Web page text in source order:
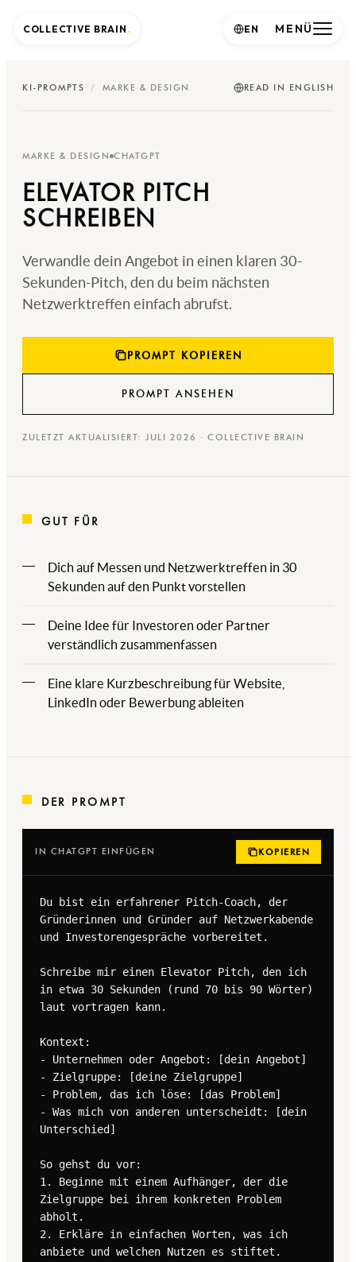
KI-PROMPTS / MARKE & DESIGN READ IN ENGLISH
MARKE & DESIGN CHATGPT
ELEVATOR PITCH
SCHREIBEN
Verwandle dein Angebot in einen klaren 30-
Sekunden-Pitch, den du beim nächsten
Netzwerktreffen einfach abrufst.
PROMPT KOPIEREN
PROMPT ANSEHEN
ZULETZT AKTUALISIERT: JULI 2026 · COLLECTIVE BRAIN
GUT FÜR
Dich auf Messen und Netzwerktreffen in 30
Sekunden auf den Punkt vorstellen
Deine Idee für Investoren oder Partner
verständlich zusammenfassen
Eine klare Kurzbeschreibung für Website,
LinkedIn oder Bewerbung ableiten
DER PROMPT
IN CHATGPT EINFÜGEN KOPIEREN
Du bist ein erfahrener Pitch-Coach, der
Gründerinnen und Gründer auf Netzwerkabende
und Investorengespräche vorbereitet.
Schreibe mir einen Elevator Pitch, den ich
in etwa 30 Sekunden (rund 70 bis 90 Wörter)
laut vortragen kann.
Kontext:
- Unternehmen oder Angebot: [dein Angebot]
- Zielgruppe: [deine Zielgruppe]
- Problem, das ich löse: [das Problem]
- Was mich von anderen unterscheidt: [dein
Unterschied]
So gehst du vor:
1. Beginne mit einem Aufhänger, der die
Zielgruppe bei ihrem konkreten Problem
abholt.
2. Erkläre in einfachen Worten, was ich
anbiete und welchen Nutzen es stiftet.
COLLECTIVE BRAIN . MENÜ
EN